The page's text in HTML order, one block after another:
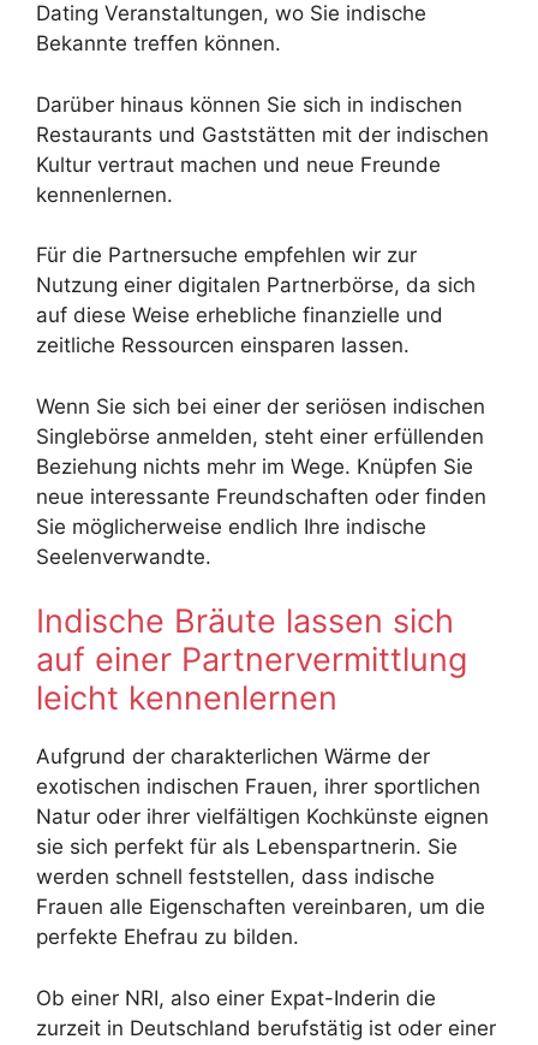
Dating Veranstaltungen, wo Sie indische
Bekannte treffen können.
Darüber hinaus können Sie sich in indischen
Restaurants und Gaststätten mit der indischen
Kultur vertraut machen und neue Freunde
kennenlernen.
Für die Partnersuche empfehlen wir zur
Nutzung einer digitalen Partnerbörse, da sich
auf diese Weise erhebliche finanzielle und
zeitliche Ressourcen einsparen lassen.
Wenn Sie sich bei einer der seriösen indischen
Singlebörse anmelden, steht einer erfüllenden
Beziehung nichts mehr im Wege. Knüpfen Sie
neue interessante Freundschaften oder finden
Sie möglicherweise endlich Ihre indische
Seelenverwandte.
Indische Bräute lassen sich
auf einer Partnervermittlung
leicht kennenlernen
Aufgrund der charakterlichen Wärme der
exotischen indischen Frauen, ihrer sportlichen
Natur oder ihrer vielfältigen Kochkünste eignen
sie sich perfekt für als Lebenspartnerin. Sie
werden schnell feststellen, dass indische
Frauen alle Eigenschaften vereinbaren, um die
perfekte Ehefrau zu bilden.
Ob einer NRI, also einer Expat-Inderin die
zurzeit in Deutschland berufstätig ist oder einer